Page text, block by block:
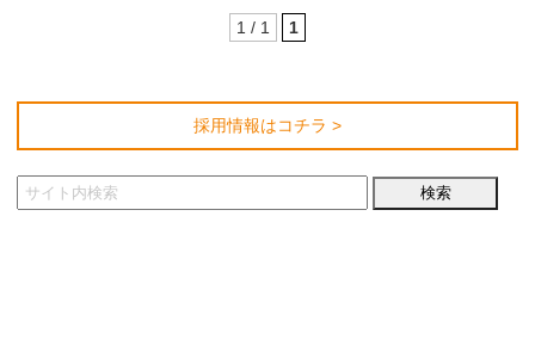
1 / 1 1
採用情報はコチラ >